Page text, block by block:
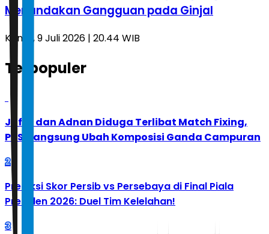
Menandakan Gangguan pada Ginjal
Kamis, 9 Juli 2026 | 20.44 WIB
Terpopuler
Jafar dan Adnan Diduga Terlibat Match Fixing,
PBSI Langsung Ubah Komposisi Ganda Campuran
2
Prediksi Skor Persib vs Persebaya di Final Piala
Presiden 2026: Duel Tim Kelelahan!
3